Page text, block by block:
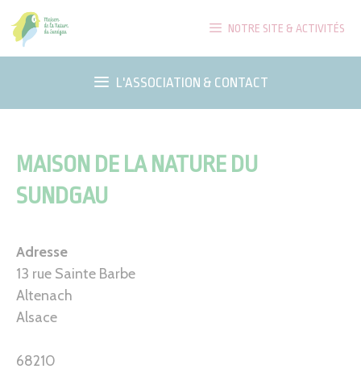
Aller
au
contenu
NOTRE SITE & ACTIVITÉS
L'ASSOCIATION & CONTACT
MAISON DE LA NATURE DU
SUNDGAU
Adresse
13 rue Sainte Barbe
Altenach
Alsace
68210